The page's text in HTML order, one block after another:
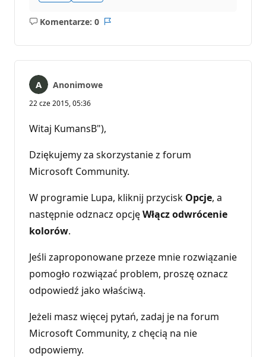
Komentarze: 0
Brak
Anonimowe
22 cze 2015, 05:36
Witaj KumansB"),
Dziękujemy za skorzystanie z forum
Microsoft Community.
W programie Lupa, kliknij przycisk Opcje, a
następnie odznacz opcjęWłącz odwrócenie
kolorów.
Jeśli zaproponowane przeze mnie rozwiązanie
pomogło rozwiązać problem, proszę oznacz
odpowiedź jako właściwą.
Jeżeli masz więcej pytań, zadaj je na forum
Microsoft Community, z chęcią na nie
odpowiemy.